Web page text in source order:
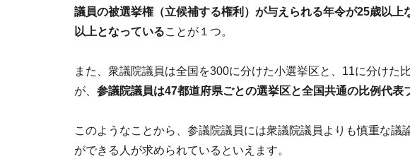
議員の被選挙権（立候補する権利）が与えられる年令が25歳以
以上となっていることが１つ。
また、衆議院議員は全国を300に分けた小選挙区と、11に分けた
が、 参議院議員は47都道府県ごとの選挙区と全国共通の比例代表
このようなことから、参議院議員には衆議院議員よりも慎重な議
ができる人が求められているといえます。